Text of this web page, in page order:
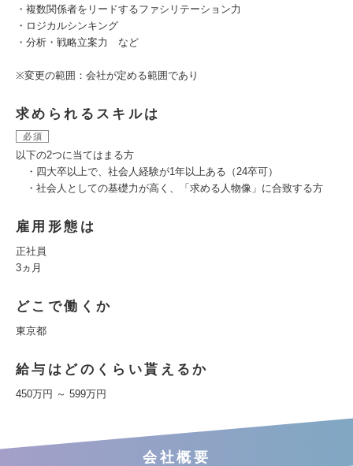
・複数関係者をリードするファシリテーション力
・ロジカルシンキング
・分析・戦略立案力 など
※変更の範囲：会社が定める範囲であり
求められるスキルは
必須
以下の2つに当てはまる方
・四大卒以上で、社会人経験が1年以上ある（24卒可）
・社会人としての基礎力が高く、「求める人物像」に合致する方
雇用形態は
正社員
3ヵ月
どこで働くか
東京都
給与はどのくらい貰えるか
450万円 ～ 599万円
会社概要